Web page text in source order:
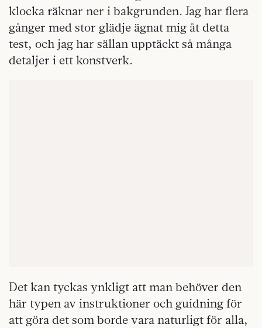
klocka räknar ner i bakgrunden. Jag har flera
gånger med stor glädje ägnat mig åt detta
test, och jag har sällan upptäckt så många
detaljer i ett konstverk.
Det kan tyckas ynkligt att man behöver den
här typen av instruktioner och guidning för
att göra det som borde vara naturligt för alla,